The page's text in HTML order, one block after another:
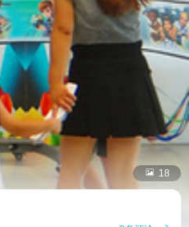
 18